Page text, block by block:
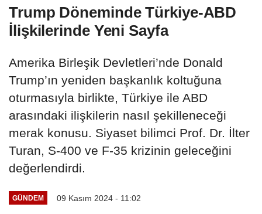
Trump Döneminde Türkiye-ABD
İlişkilerinde Yeni Sayfa
Amerika Birleşik Devletleri’nde Donald
Trump’ın yeniden başkanlık koltuğuna
oturmasıyla birlikte, Türkiye ile ABD
arasındaki ilişkilerin nasıl şekilleneceği
merak konusu. Siyaset bilimci Prof. Dr. İlter
Turan, S-400 ve F-35 krizinin geleceğini
değerlendirdi.
GÜNDEM 09 Kasım 2024 - 11:02